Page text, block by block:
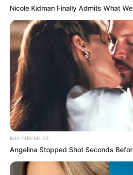
Nicole Kidman Finally Admits What
BRAINBERRIES
Angelina Stopped Shot Seconds